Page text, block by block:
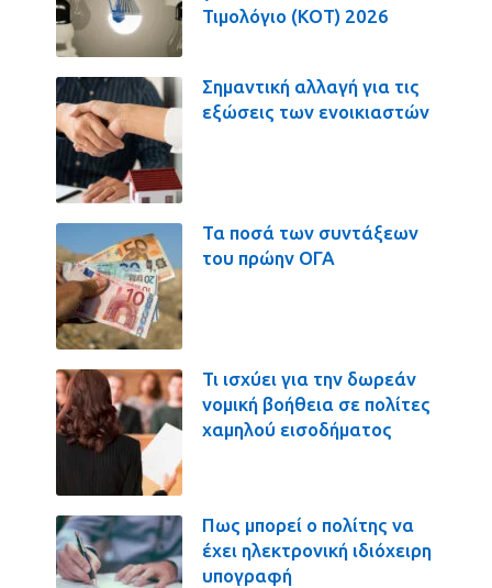
Τιμολόγιο (ΚΟΤ) 2026
Σημαντική αλλαγή για τις
εξώσεις των ενοικιαστών
Τα ποσά των συντάξεων
του πρώην ΟΓΑ
Τι ισχύει για την δωρεάν
νομική βοήθεια σε πολίτες
χαμηλού εισοδήματος
Πως μπορεί ο πολίτης να
έχει ηλεκτρονική ιδιόχειρη
υπογραφή